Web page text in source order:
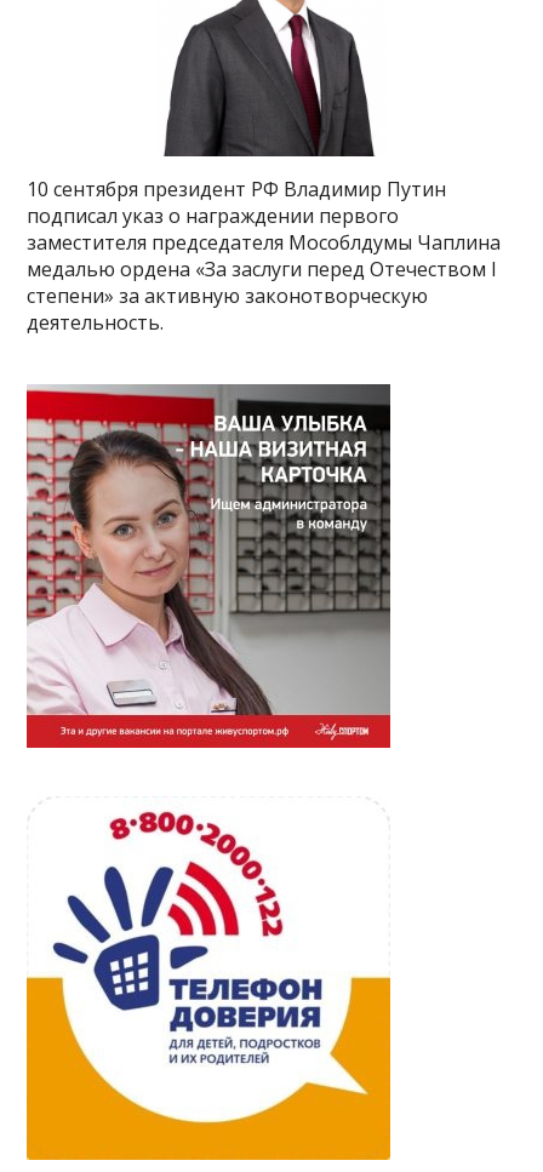
10 сентября президент РФ Владимир Путин
подписал указ о награждении первого
заместителя председателя Мособлдумы Чаплина
медалью ордена «За заслуги перед Отечеством I
степени» за активную законотворческую
деятельность.